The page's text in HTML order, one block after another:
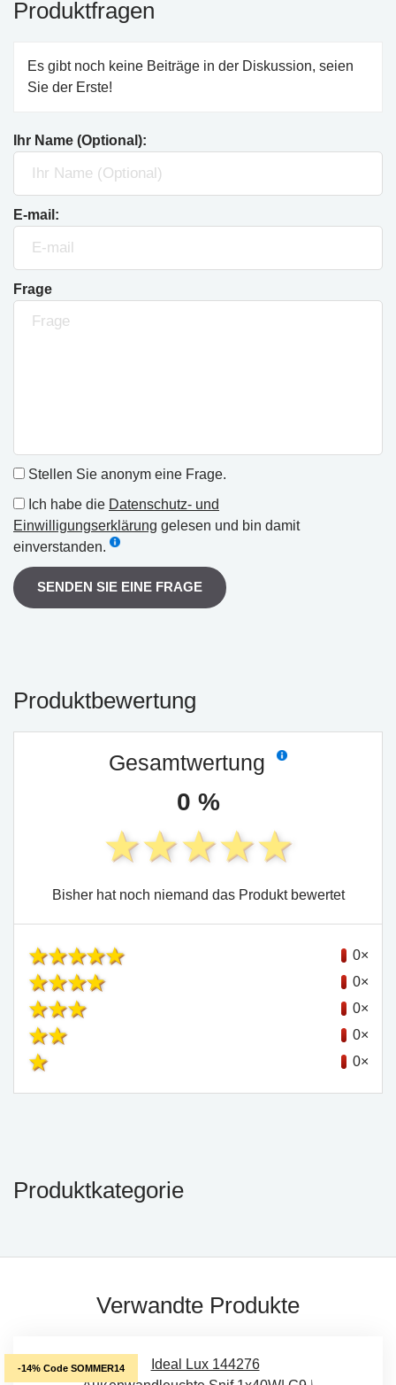
Produktfragen
Es gibt noch keine Beiträge in der Diskussion, seien
Sie der Erste!
Ihr Name (Optional):
E-mail:
Frage
Stellen Sie anonym eine Frage.
Ich habe die Datenschutz- und
Einwilligungserklärung gelesen und bin damit
einverstanden.
SENDEN SIE EINE FRAGE
Produktbewertung
Gesamtwertung
0 %
Bisher hat noch niemand das Produkt bewertet
0×
0×
0×
0×
0×
Produktkategorie
Verwandte Produkte
-14% Code SOMMER14